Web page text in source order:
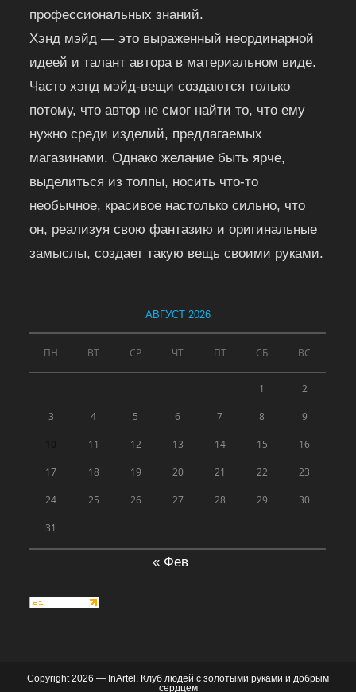
профессиональных знаний.
Хэнд мэйд — это выраженный неординарной
идеей и талант автора в материальном виде.
Часто хэнд мэйд-вещи создаются только
потому, что автор не смог найти то, что ему
нужно среди изделий, предлагаемых
магазинами. Однако желание быть ярче,
выделиться из толпы, носить что-то
необычное, красивое настолько сильно, что
он, реализуя свою фантазию и оригинальные
замыслы, создает такую вещь своими руками.
АВГУСТ 2026
ПН ВТ СР ЧТ ПТ СБ ВС
1 2
3 4 5 6 7 8 9
11 12 13 14 15 16
17 18 19 20 21 22 23
24 25 26 27 28 29 30
31
« Фев
Copyright 2026 — InArtel. Клуб людей с золотыми руками и добрым
сердцем